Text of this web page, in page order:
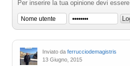
Per inserire la tua opinione devi essere
Inviato da ferrucciodemagistris
13 Giugno, 2015